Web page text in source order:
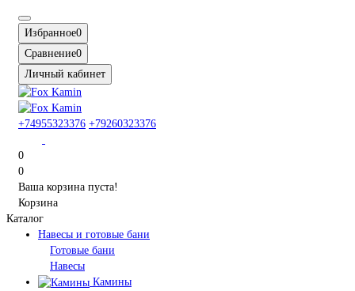
Избранное0
Сравнение0
Личный кабинет
+74955323376 +79260323376
0
0
Ваша корзина пуста!
Корзина
Каталог
Навесы и готовые бани
Готовые бани
Навесы
Камины